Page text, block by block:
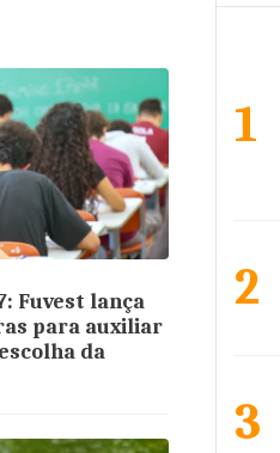
Fuvest lança
para auxiliar
da
1
2
3